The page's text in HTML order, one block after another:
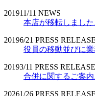
201911/11 NEWS
本店が移転しました
20196/21 PRESS RELEASE
役員の移動並びに
20193/11 PRESS RELEASE
合併に関するご案内
20261/26 PRESS RELEASE